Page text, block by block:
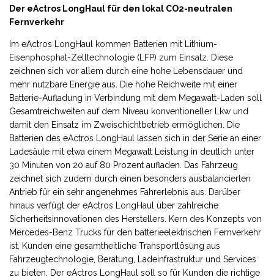
Der eActros LongHaul für den lokal CO2-neutralen
Fernverkehr
Im eActros LongHaul kommen Batterien mit Lithium-
Eisenphosphat-Zelltechnologie (LFP) zum Einsatz. Diese
zeichnen sich vor allem durch eine hohe Lebensdauer und
mehr nutzbare Energie aus. Die hohe Reichweite mit einer
Batterie-Aufladung in Verbindung mit dem Megawatt-Laden soll
Gesamtreichweiten auf dem Niveau konventioneller Lkw und
damit den Einsatz im Zweischichtbetrieb ermöglichen. Die
Batterien des eActros LongHaul lassen sich in der Serie an einer
Ladesäule mit etwa einem Megawatt Leistung in deutlich unter
30 Minuten von 20 auf 80 Prozent aufladen. Das Fahrzeug
zeichnet sich zudem durch einen besonders ausbalancierten
Antrieb für ein sehr angenehmes Fahrerlebnis aus. Darüber
hinaus verfügt der eActros LongHaul über zahlreiche
Sicherheitsinnovationen des Herstellers. Kern des Konzepts von
Mercedes-Benz Trucks für den batterieelektrischen Fernverkehr
ist, Kunden eine gesamtheitliche Transportlösung aus
Fahrzeugtechnologie, Beratung, Ladeinfrastruktur und Services
zu bieten. Der eActros LongHaul soll so für Kunden die richtige